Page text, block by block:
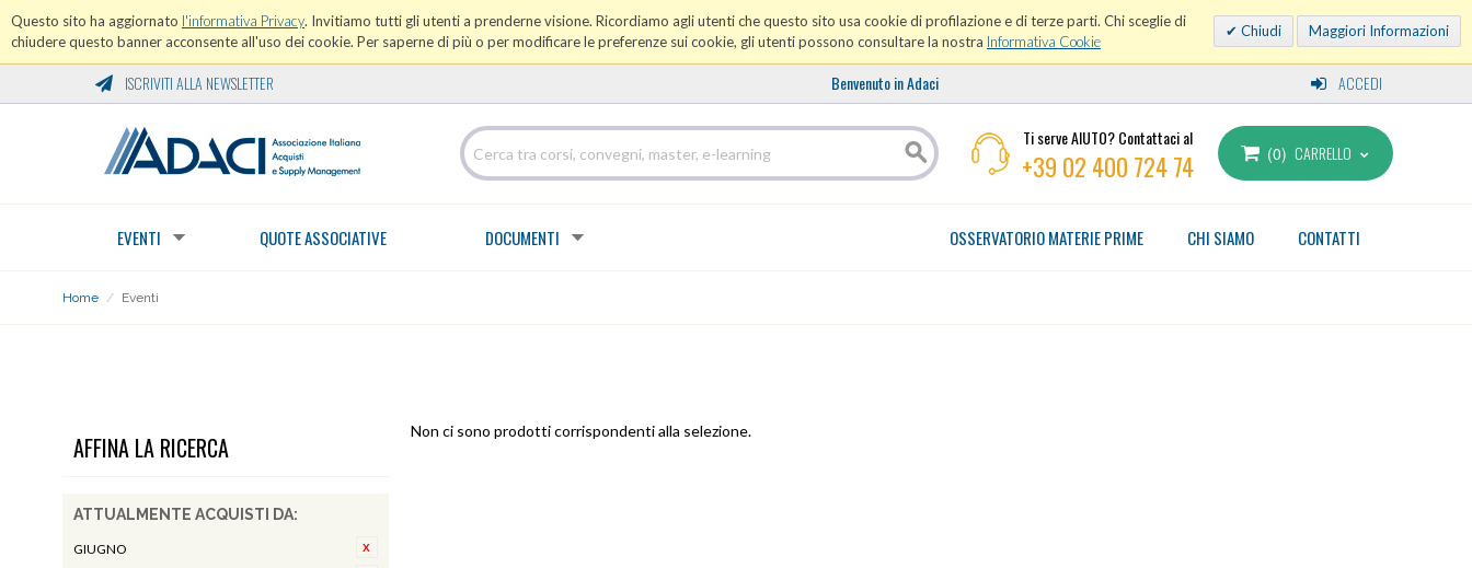
Questo sito ha aggiornato l'informativa Privacy. Invitiamo tutti gli utenti a prenderne visione. Ricordiamo agli utenti che questo sito usa cookie di profilazione e di terze parti. Chi sceglie di
chiudere questo banner acconsente all'uso dei cookie. Per saperne di più o per modificare le preferenze sui cookie, gli utenti possono consultare la nostra Informativa Cookie
Chiudi Maggiori Informazioni
ISCRIVITI ALLA NEWSLETTER Benvenuto in Adaci ACCEDI
Ti serve AIUTO? Contattaci al
+39 02 400 724 74 0 CARRELLO
EVENTI QUOTE ASSOCIATIVE DOCUMENTI CONTATTI
CHI SIAMO
OSSERVATORIO MATERIE PRIME
Home / Eventi
AFFINA LA RICERCA
ATTUALMENTE ACQUISTI DA:
GIUGNO
Non ci sono prodotti corrispondenti alla selezione.